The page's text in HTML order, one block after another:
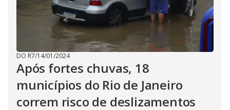
DO R7/14/01/2024
Após fortes chuvas, 18
municípios do Rio de Janeiro
correm risco de deslizamentos